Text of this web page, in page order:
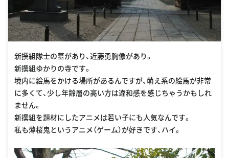
新撰組隊士の墓があり、近藤勇胸像があり。
新撰組ゆかりの寺です。
境内に絵馬をかける場所があるんですが、萌え系の絵馬が非常
に多くて、少し年齢層の高い方は違和感を感じちゃうかもしれ
ません。
新撰組を題材にしたアニメは若い子にも人気なんです。
私も薄桜鬼というアニメ（ゲーム）が好きです、ハイ。